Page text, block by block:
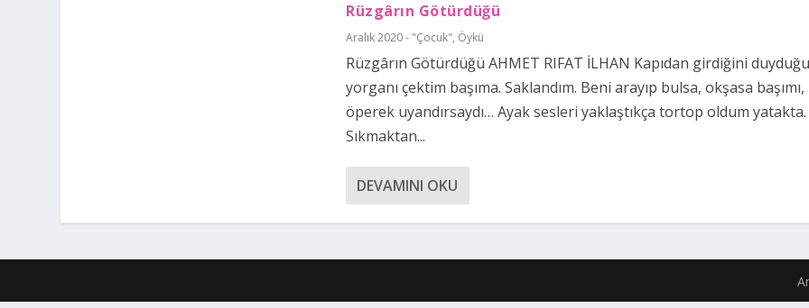
Rüzgârın Götürdüğü
Aralık 2020 - "Çocuk", Öykü
Rüzgârın Götürdüğü AHMET RIFAT İLHAN Kapıdan girdiğini
yorganı çektim başıma. Saklandım. Beni arayıp bulsa, okşasa başımı,
öperek uyandırsaydı… Ayak sesleri yaklaştıkça tortop oldum yatakta.
Sıkmaktan...
DEVAMINI OKU